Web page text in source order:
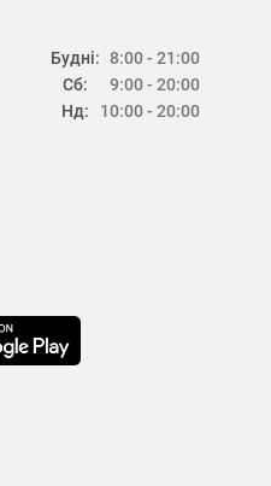
Будні:
Сб:
Нд:
8:00 - 21:00
9:00 - 20:00
10:00 - 20:00